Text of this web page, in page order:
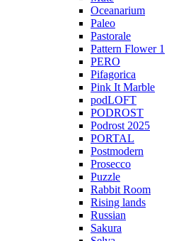
Oceanarium
Paleo
Pastorale
Pattern Flower 1
PERO
Pifagorica
Pink It Marble
podLOFT
PODROST
Podrost 2025
PORTAL
Postmodern
Prosecco
Puzzle
Rabbit Room
Rising lands
Russian
Sakura